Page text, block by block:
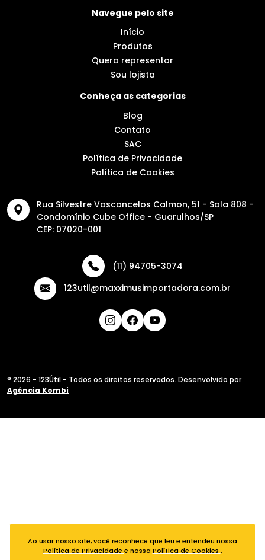
Navegue pelo site
Início
Produtos
Quero representar
Sou lojista
Conheça as categorias
Blog
Contato
SAC
Política de Privacidade
Política de Cookies
Rua Silvestre Vasconcelos Calmon, 51 - Sala 808 -
Condomínio Cube Office - Guarulhos/SP
CEP: 07020-001
(11) 94705-3074
123util@maxximusimportadora.com.br
® 2026 - 123Útil - Todos os direitos reservados. Desenvolvido por
Agência Kombi
Ao usar nosso site, você reconhece que leu e entendeu nossa
Política de Privacidade e nossa Política de Cookies .